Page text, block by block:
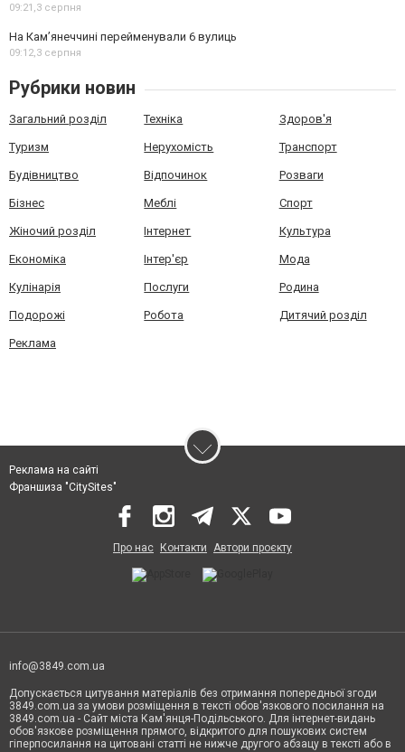
09:21,3 серпня
На Камʼянеччині перейменували 6 вулиць
09:12,3 серпня
Рубрики новин
Загальний розділ Техніка Здоров'я
Туризм Нерухомість Транспорт
Будівництво Відпочинок Розваги
Бізнес Меблі Спорт
Жіночий розділ Інтернет Культура
Економіка Інтер'єр Мода
Кулінарія Послуги Родина
Подорожі Робота Дитячий розділ
Реклама
Реклама на сайті
Франшиза "CitySites"
Про нас Контакти Автори проєкту
info@3849.com.ua
Допускається цитування матеріалів без отримання попередньої згоди
3849.com.ua за умови розміщення в тексті обов'язкового посилання на
3849.com.ua - Сайт міста Кам'янця-Подільського. Для інтернет-видань
обов'язкове розміщення прямого, відкритого для пошукових систем
гіперпосилання на цитовані статті не нижче другого абзацу в тексті або в